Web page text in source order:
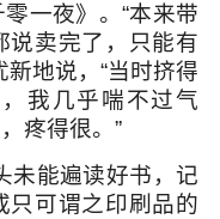
一夜》。“本来带
说卖完了，只能有
地说，“当时挤得
我几乎喘不过气
疼得很。”
能遍读好书，记
只可谓之印刷品的